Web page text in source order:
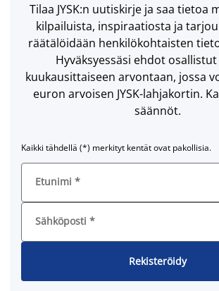
Tilaa JYSK:n uutiskirje ja saa tietoa
kilpailuista, inspiraatiosta ja
räätälöidään henkilökohtaisten
Hyväksyessäsi ehdot
kuukausittaiseen arvontaan, jossa
euron arvoisen JYSK-lahjakortin.
säännöt.
Kaikki tähdellä (*) merkityt kentät ovat pakollisia.
Etunimi *
Sähköposti *
Rekisteröidy